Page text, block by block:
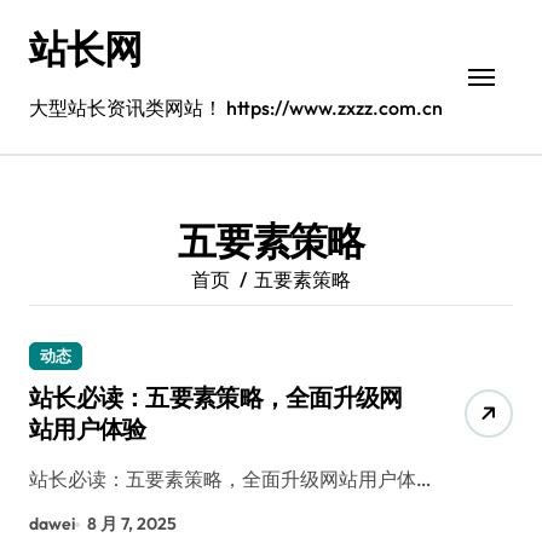
站长网
大型站长资讯类网站！ https://www.zxzz.com.cn
五要素策略
首页 五要素策略
动态
站长必读：五要素策略，全面升级网
站用户体验
站长必读：五要素策略，全面升级网站用户体…
dawei 8 月 7, 2025